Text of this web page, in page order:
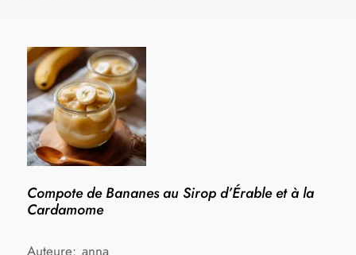
Compote de Bananes au Sirop d’Érable et à la
Cardamome
Auteure: anna